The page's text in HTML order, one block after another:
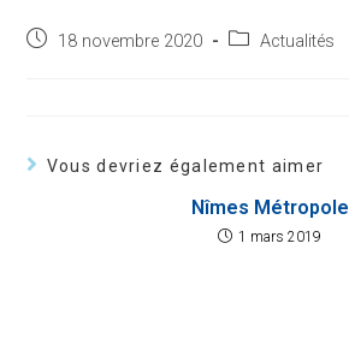
18 novembre 2020 Actualités
Vous devriez également aimer
Nîmes Métropole
1 mars 2019